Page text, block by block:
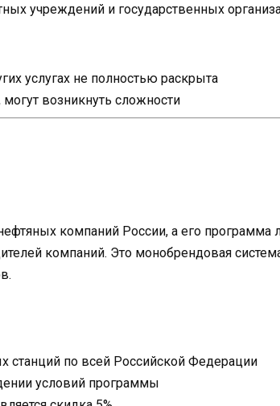
учреждений и государственных
услугах не полностью раскрыта
могут возникнуть сложности
компаний России, а его программа
компаний. Это монобрендовая
станций по всей Российской Федерации
условий программы